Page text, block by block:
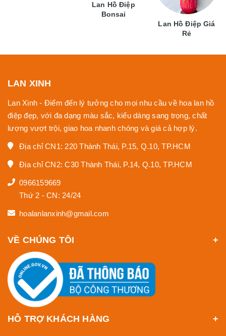
Lan Hồ Điệp
Bonsai
Lan Hồ Điệp Giá
Rẻ
LAN XINH
Lan Xinh - Điểm đến lý tưởng cho mọi nhu cầu về hoa lan hồ
điệp đẹp, với đa dạng màu sắc, kiểu dáng sang trọng, chất
lượng vượt trội, giao hoa nhanh chóng và giá cả hợp lý.
Địa chỉ CN1: 220 Thành Thái, P.15, Q.10, TP.HCM
Địa chỉ CN2: C30 Thành Thái, P.14, Q.10, TP.HCM
0966159669
Thứ 2 - CN: 24/24
hoalanlanxinh@gmail.com
VỀ CHÚNG TÔI
HỖ TRỢ KHÁCH HÀNG